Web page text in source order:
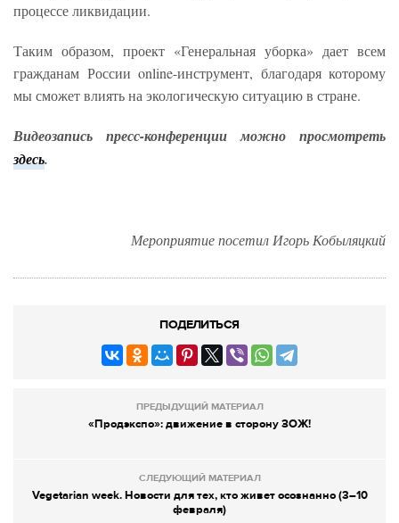
процессе ликвидации.
Таким образом, проект «Генеральная уборка» дает всем
гражданам России online-инструмент, благодаря которому
мы сможет влиять на экологическую ситуацию в стране.
Видеозапись пресс-конференции можно просмотреть
здесь.
Мероприятие посетил Игорь Кобыляцкий
ПОДЕЛИТЬСЯ
ПРЕДЫДУЩИЙ МАТЕРИАЛ
«Продэкспо»: движение в сторону ЗОЖ!
СЛЕДУЮЩИЙ МАТЕРИАЛ
Vegetarian week. Новости для тех, кто живет осознанно (3–10
февраля)